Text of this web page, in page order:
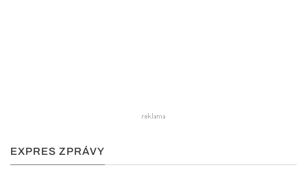
EXPRES ZPRÁVY